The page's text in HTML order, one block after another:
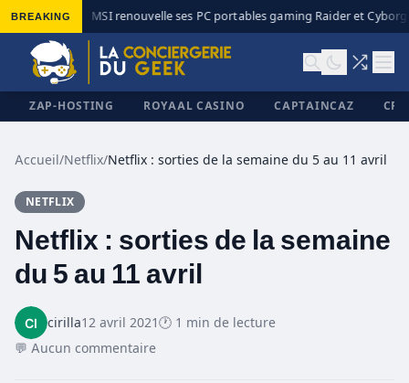
BREAKING MSI renouvelle ses PC portables gaming Raider et Cyborg
ZAP-HOSTING ROYAAL CASINO CAPTAINCAZ
Accueil/Netflix/Netflix : sorties de la semaine du 5 au 11 avril
NETFLIX
Netflix : sorties de la semaine
du 5 au 11 avril
cirilla12 avril 2021🕐 1 min de lecture
💬 Aucun commentaire